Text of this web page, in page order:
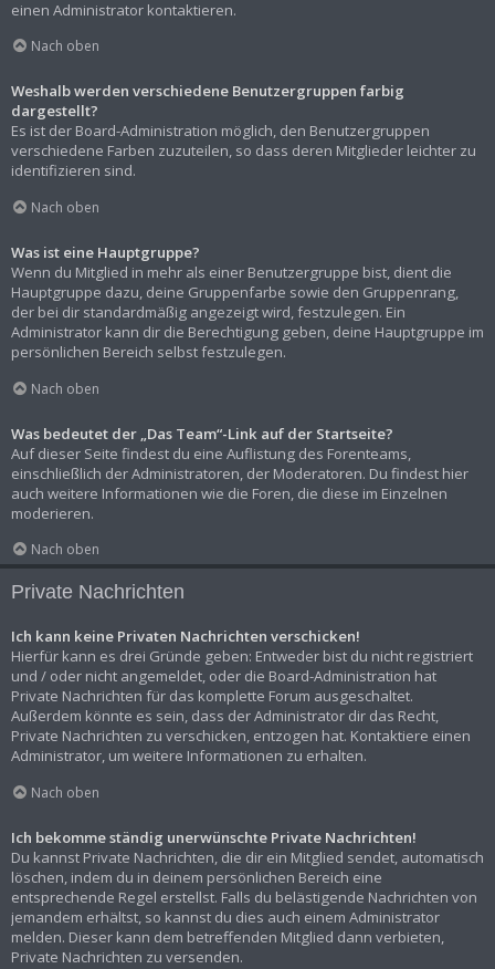
einen Administrator kontaktieren.
Nach oben
Weshalb werden verschiedene Benutzergruppen farbig
dargestellt?
Es ist der Board-Administration möglich, den Benutzergruppen
verschiedene Farben zuzuteilen, so dass deren Mitglieder leichter zu
identifizieren sind.
Nach oben
Was ist eine Hauptgruppe?
Wenn du Mitglied in mehr als einer Benutzergruppe bist, dient die
Hauptgruppe dazu, deine Gruppenfarbe sowie den Gruppenrang,
der bei dir standardmäßig angezeigt wird, festzulegen. Ein
Administrator kann dir die Berechtigung geben, deine Hauptgruppe im
persönlichen Bereich selbst festzulegen.
Nach oben
Was bedeutet der „Das Team“-Link auf der Startseite?
Auf dieser Seite findest du eine Auflistung des Forenteams,
einschließlich der Administratoren, der Moderatoren. Du findest hier
auch weitere Informationen wie die Foren, die diese im Einzelnen
moderieren.
Nach oben
Private Nachrichten
Ich kann keine Privaten Nachrichten verschicken!
Hierfür kann es drei Gründe geben: Entweder bist du nicht registriert
und / oder nicht angemeldet, oder die Board-Administration hat
Private Nachrichten für das komplette Forum ausgeschaltet.
Außerdem könnte es sein, dass der Administrator dir das Recht,
Private Nachrichten zu verschicken, entzogen hat. Kontaktiere einen
Administrator, um weitere Informationen zu erhalten.
Nach oben
Ich bekomme ständig unerwünschte Private Nachrichten!
Du kannst Private Nachrichten, die dir ein Mitglied sendet, automatisch
löschen, indem du in deinem persönlichen Bereich eine
entsprechende Regel erstellst. Falls du belästigende Nachrichten von
jemandem erhältst, so kannst du dies auch einem Administrator
melden. Dieser kann dem betreffenden Mitglied dann verbieten,
Private Nachrichten zu versenden.